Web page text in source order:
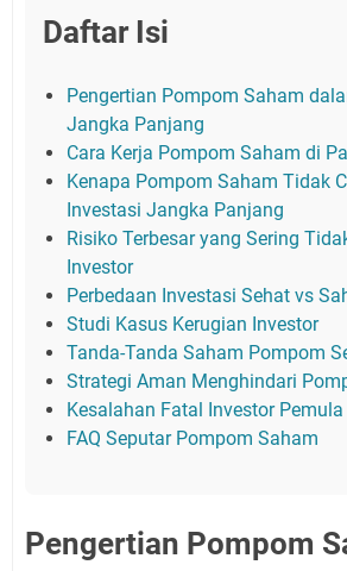
Daftar Isi
Pengertian Pompom Saham
Jangka Panjang
Cara Kerja Pompom Saham di
Kenapa Pompom Saham Tidak
Investasi Jangka Panjang
Risiko Terbesar yang Sering
Investor
Perbedaan Investasi Sehat vs
Studi Kasus Kerugian Investor
Tanda-Tanda Saham Pompom
Strategi Aman Menghindari
Kesalahan Fatal Investor Pemula
FAQ Seputar Pompom Saham
Pengertian Pompom